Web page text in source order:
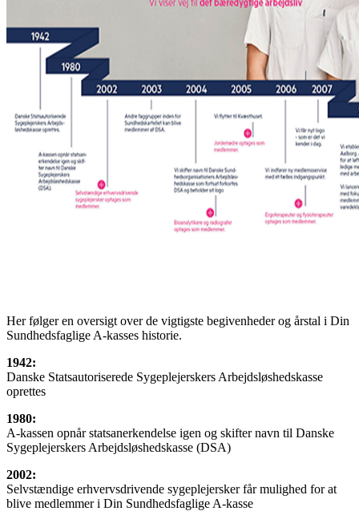
Her følger en oversigt over de vigtigste begivenheder og årstal i Din
Sundhedsfaglige A-kasses historie.
1942:
Danske Statsautoriserede Sygeplejerskers Arbejdsløshedskasse
oprettes
1980:
A-kassen opnår statsanerkendelse igen og skifter navn til Danske
Sygeplejerskers Arbejdsløshedskasse (DSA)
2002:
Selvstændige erhvervsdrivende sygeplejersker får mulighed for at
blive medlemmer i Din Sundhedsfaglige A-kasse